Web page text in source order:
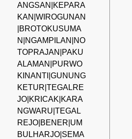
ANGSAN|KEPARA
KAN|WIROGUNAN
|BROTOKUSUMA
N|NGAMPILAN|NO
TOPRAJAN|PAKU
ALAMAN|PURWO
KINANTI|GUNUNG
KETUR|TEGALRE
JO|KRICAK|KARA
NGWARU|TEGAL
REJO|BENER|UM
BULHARJO|SEMA